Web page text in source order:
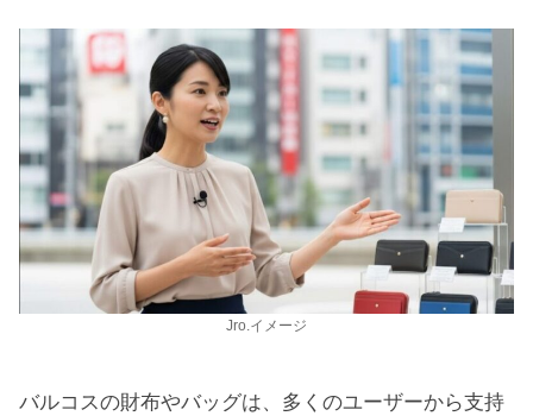
Jro.イメージ
バルコスの財布やバッグは、多くのユーザーから支持